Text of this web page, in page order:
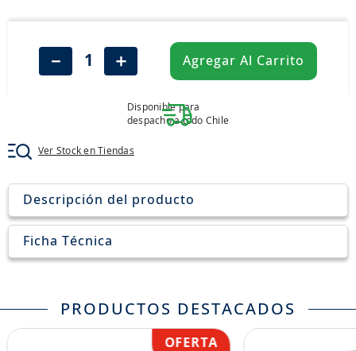
＋
－ Agregar Al Carrito
Disponible para
despacho a todo Chile
Ver Stock en Tiendas
Descripción del producto
Ficha Técnica
PRODUCTOS DESTACADOS
neumáticos 235